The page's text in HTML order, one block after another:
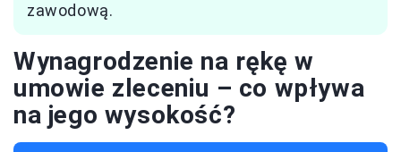
zawodową.
Wynagrodzenie na rękę w
umowie zleceniu – co wpływa
na jego wysokość?